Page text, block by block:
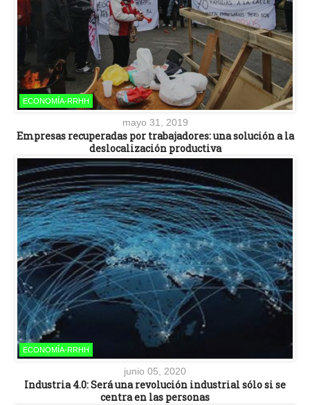
ECONOMÍA-RRHH
mayo 31, 2019
Empresas recuperadas por trabajadores: una solución a la
deslocalización productiva
ECONOMÍA-RRHH
junio 05, 2020
Industria 4.0: Será una revolución industrial sólo si se
centra en las personas